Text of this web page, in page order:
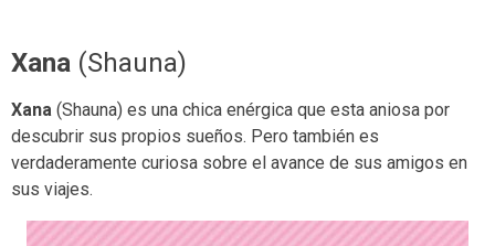
Xana (Shauna)
Xana (Shauna) es una chica enérgica que esta aniosa por
descubrir sus propios sueños. Pero también es
verdaderamente curiosa sobre el avance de sus amigos en
sus viajes.